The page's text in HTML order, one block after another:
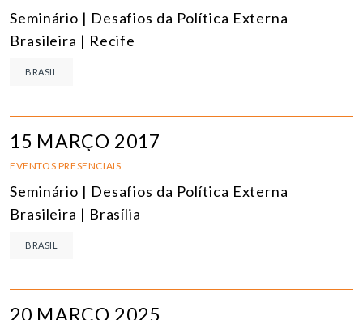
Seminário | Desafios da Política Externa
Brasileira | Recife
BRASIL
15 MARÇO 2017
EVENTOS PRESENCIAIS
Seminário | Desafios da Política Externa
Brasileira | Brasília
BRASIL
20 MARÇO 2025